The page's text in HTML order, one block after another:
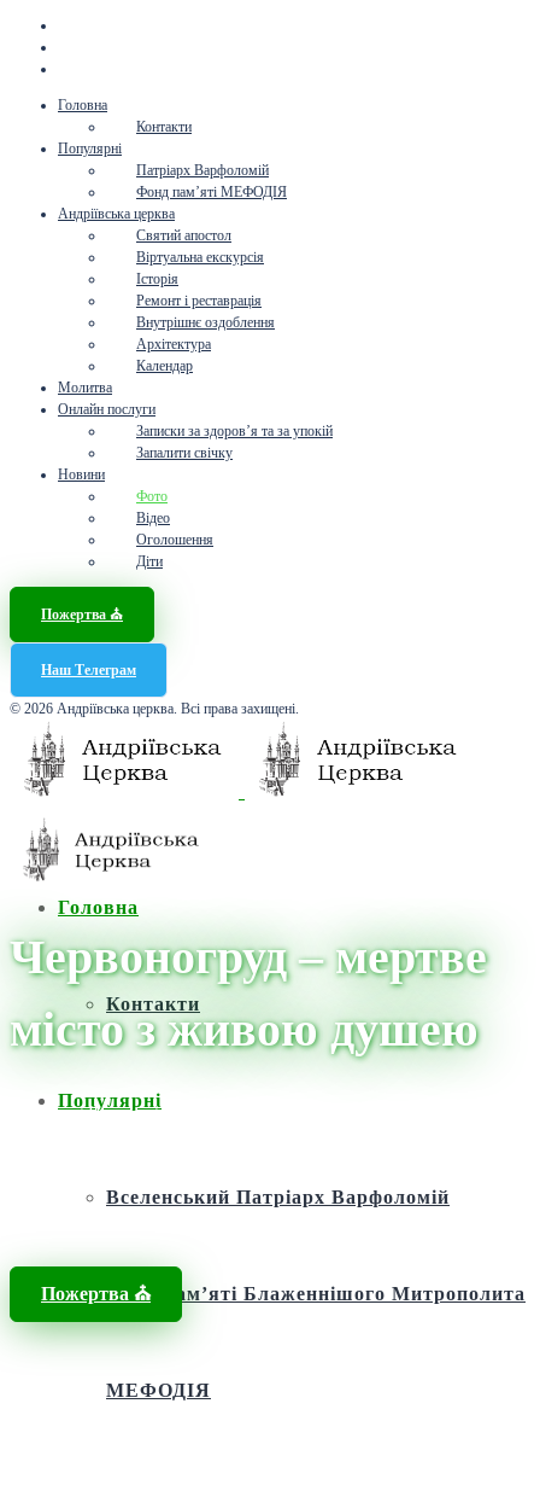
Головна
Контакти
Популярні
Патріарх Варфоломій
Фонд пам’яті МЕФОДІЯ
Андріївська церква
Святий апостол
Віртуальна екскурсія
Історія
Ремонт і реставрація
Внутрішнє оздоблення
Архітектура
Календар
Молитва
Онлайн послуги
Записки за здоров’я та за упокій
Запалити свічку
Новини
Фото
Відео
Оголошення
Діти
Пожертва ⛪️
Наш Телеграм
© 2026 Андріївська церква. Всі права захищені.
Головна
Контакти
Популярні
Вселенський Патріарх Варфоломій
Фонд пам’яті Блаженнішого Митрополита
МЕФОДІЯ
Пожертва ⛪️
Червоногруд – мертве
місто з живою душею
Головна / Новини /